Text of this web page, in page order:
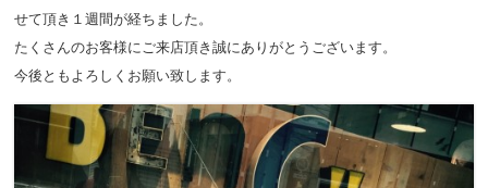
せて頂き１週間が経ちました。
たくさんのお客様にご来店頂き誠にありがとうございます。
今後ともよろしくお願い致します。